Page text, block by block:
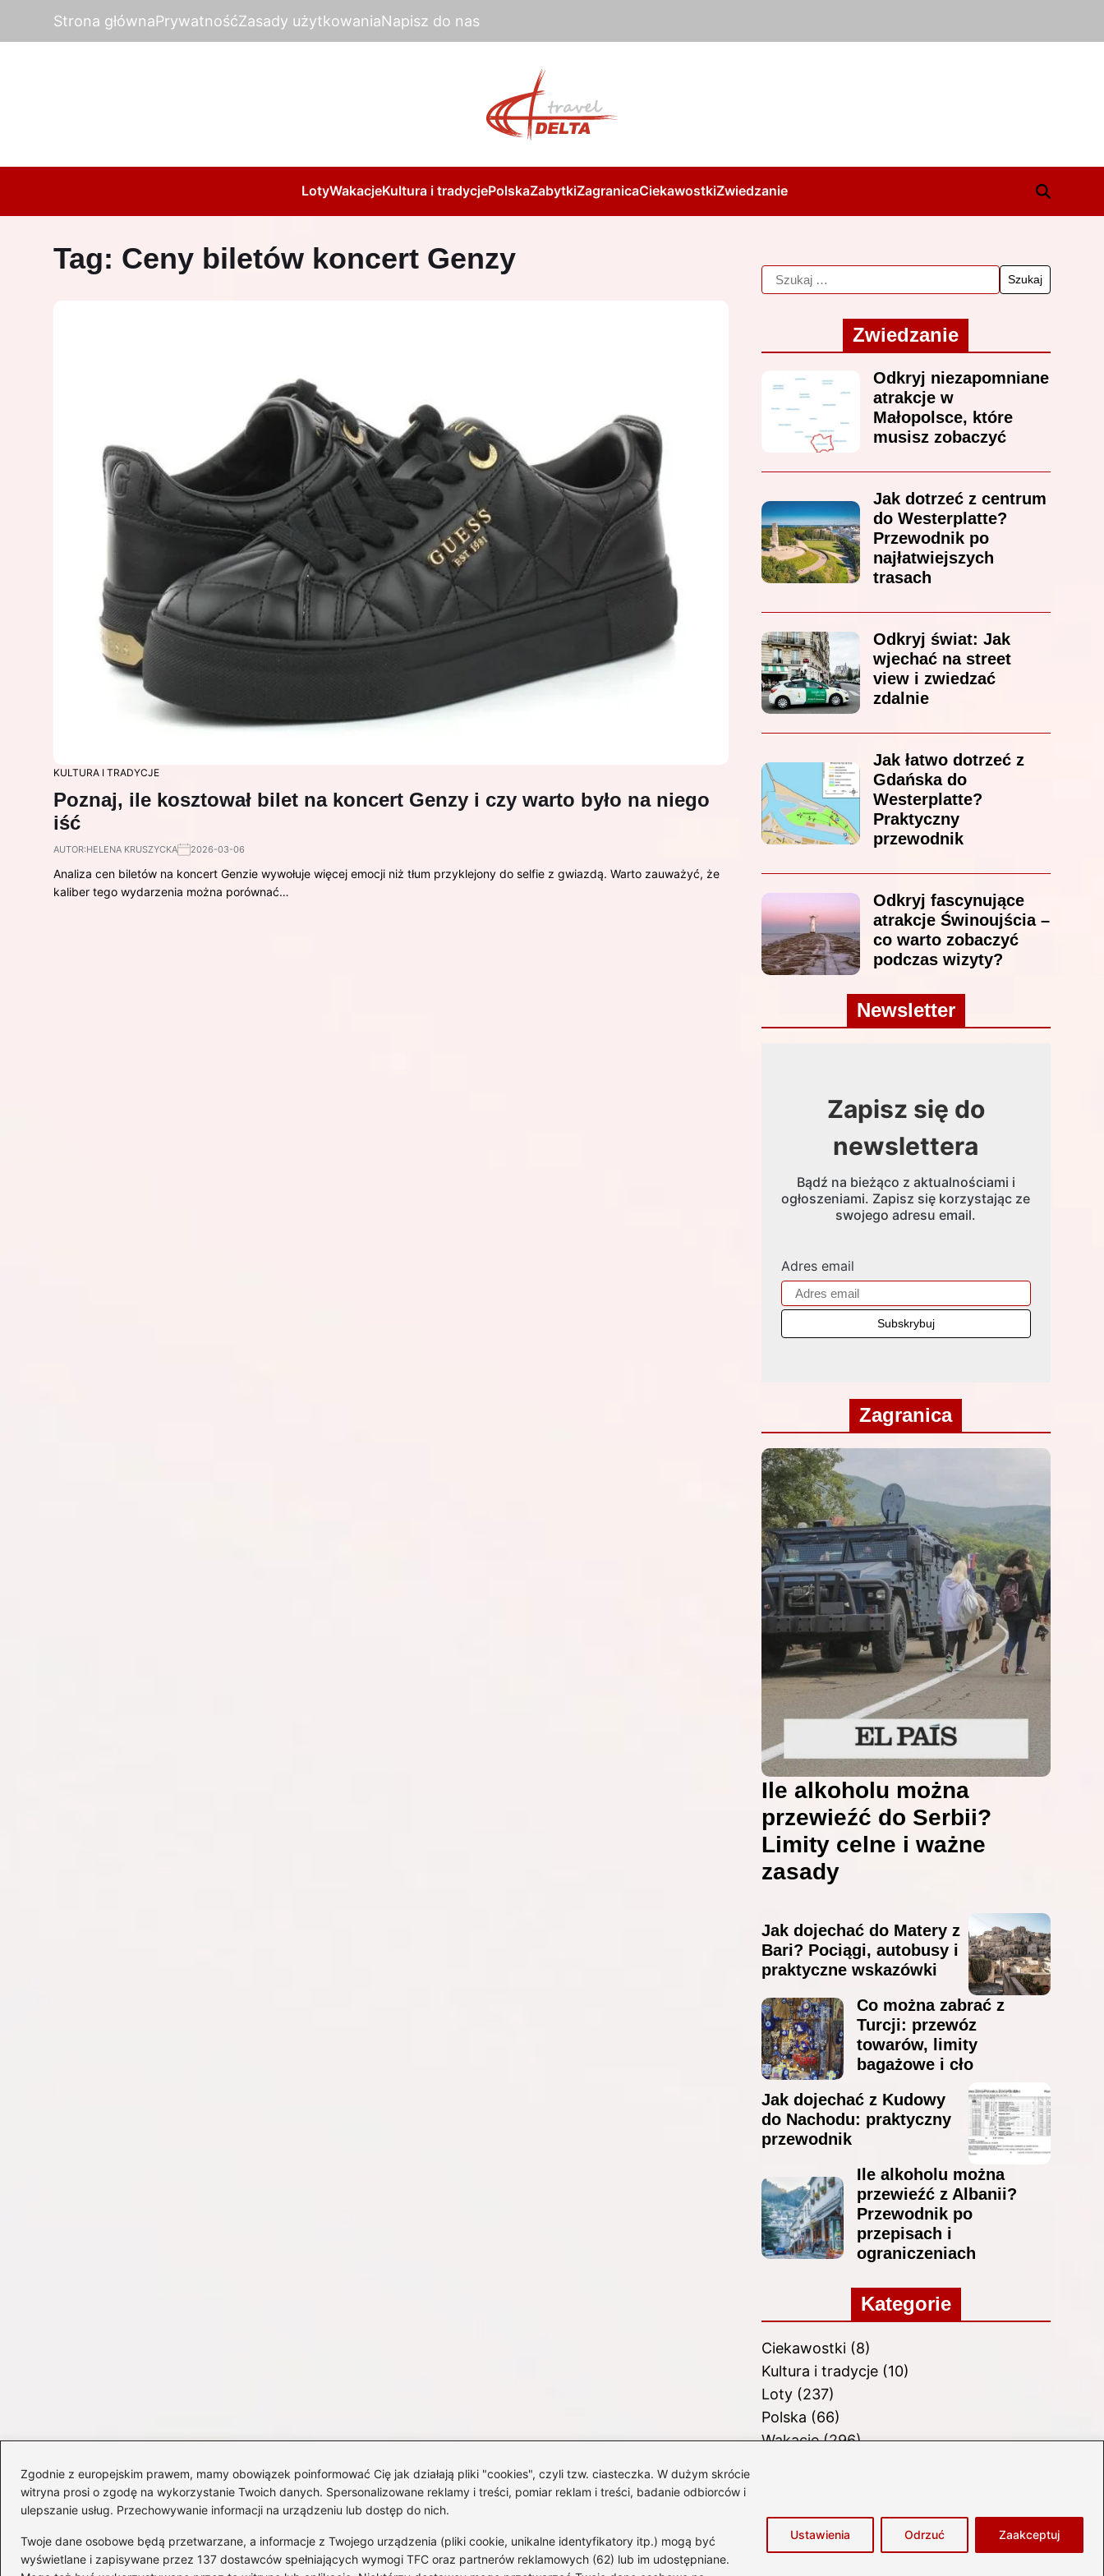
Zgodnie z europejskim prawem, mamy obowiązek poinformować Cię jak działają pliki "cookies", czyli tzw. ciasteczka. W dużym skrócie
witryna prosi o zgodę na wykorzystanie Twoich danych. Spersonalizowane reklamy i treści, pomiar reklam i treści, badanie odbiorców i
ulepszanie usług. Przechowywanie informacji na urządzeniu lub dostęp do nich.
Twoje dane osobowe będą przetwarzane, a informacje z Twojego urządzenia (pliki cookie, unikalne identyfikatory itp.) mogą być
wyświetlane i zapisywane przez 137 dostawców spełniających wymogi TFC oraz partnerów reklamowych (62) lub im udostępniane.
Ustawienia Odrzuć Zaakceptuj
Strona głównaPrywatnośćZasady użytkowaniaNapisz do nas
LotyWakacjeKultura i tradycjePolskaZabytkiZagranicaCiekawostkiZwiedzanie
Tag: Ceny biletów koncert Genzy
KULTURA I TRADYCJE
Poznaj, ile kosztował bilet na koncert Genzy i czy warto było na niego
iść
AUTOR:HELENA KRUSZYCKA 2026-03-06
Analiza cen biletów na koncert Genzie wywołuje więcej emocji niż tłum przyklejony do selfie z gwiazdą. Warto zauważyć, że
kaliber tego wydarzenia można porównać…
Zwiedzanie
Odkryj niezapomniane
atrakcje w
Małopolsce, które
musisz zobaczyć
Jak dotrzeć z centrum
do Westerplatte?
Przewodnik po
najłatwiejszych
trasach
Odkryj świat: Jak
wjechać na street
view i zwiedzać
zdalnie
Jak łatwo dotrzeć z
Gdańska do
Westerplatte?
Praktyczny
przewodnik
Odkryj fascynujące
atrakcje Świnoujścia –
co warto zobaczyć
podczas wizyty?
Newsletter
Zapisz się do
newslettera
Bądź na bieżąco z aktualnościami i
ogłoszeniami. Zapisz się korzystając ze
swojego adresu email.
Adres email
Zagranica
Ile alkoholu można
przewieźć do Serbii?
Limity celne i ważne
zasady
Jak dojechać do Matery z
Bari? Pociągi, autobusy i
praktyczne wskazówki
Co można zabrać z
Turcji: przewóz
towarów, limity
bagażowe i cło
Jak dojechać z Kudowy
do Nachodu: praktyczny
przewodnik
Ile alkoholu można
przewieźć z Albanii?
Przewodnik po
przepisach i
ograniczeniach
Kategorie
Ciekawostki(8)
Kultura i tradycje(10)
Loty(237)
Polska (66)
Wakacje(296)